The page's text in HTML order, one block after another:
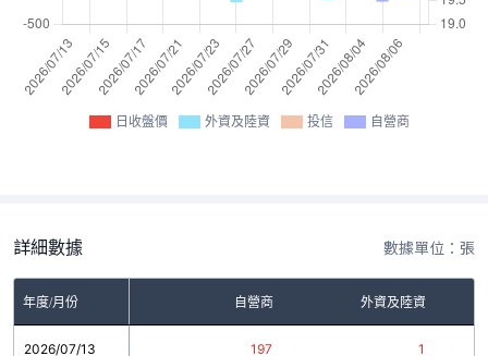
日收盤價 外資及陸資 投信 自營商
詳細數據 數據單位：張
年度/月份 自營商 外資及陸資
2026/07/13 197 1